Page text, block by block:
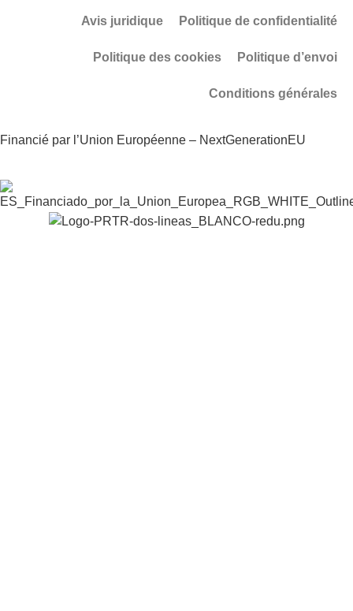
Avis juridique Politique de confidentialité
Politique des cookies Politique d’envoi
Conditions générales
Financié par l’Union Européenne – NextGenerationEU